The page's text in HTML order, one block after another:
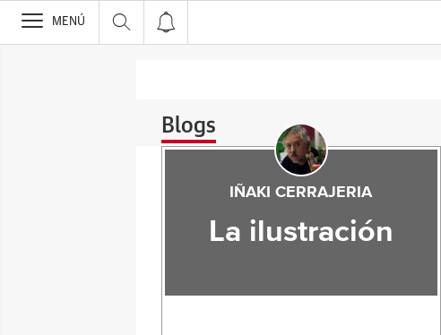
>
MENÚ
Blogs
IÑAKI CERRAJERIA
La ilustración